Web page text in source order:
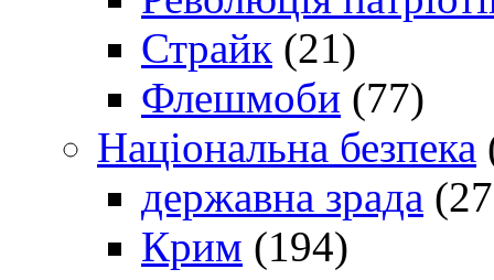
Страйк (21)
Флешмоби (77)
Національна безпека
державна зрада
Крим (194)